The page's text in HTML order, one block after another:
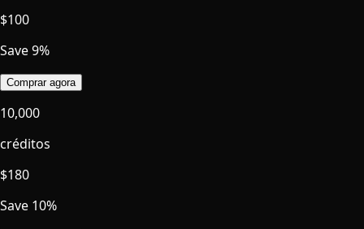
$100
Save 9%
Comprar agora
10,000
créditos
$180
Save 10%